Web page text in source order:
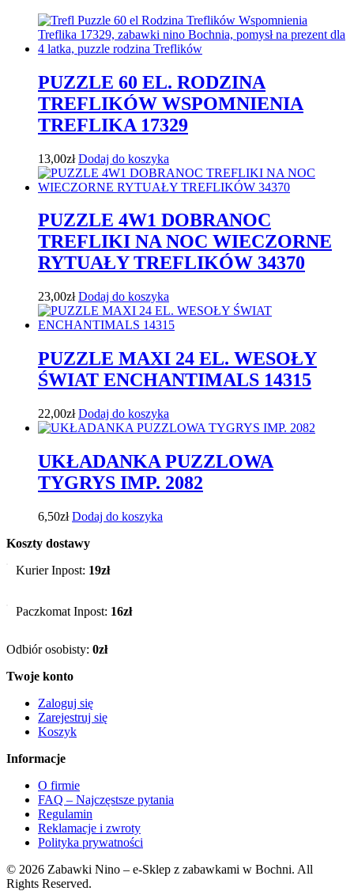
PUZZLE 60 EL. RODZINA
TREFLIKÓW WSPOMNIENIA
TREFLIKA 17329
13,00zł Dodaj do koszyka
PUZZLE 4W1 DOBRANOC
TREFLIKI NA NOC WIECZORNE
RYTUAŁY TREFLIKÓW 34370
23,00zł Dodaj do koszyka
PUZZLE MAXI 24 EL. WESOŁY
ŚWIAT ENCHANTIMALS 14315
22,00zł Dodaj do koszyka
UKŁADANKA PUZZLOWA
TYGRYS IMP. 2082
6,50zł Dodaj do koszyka
Koszty dostawy
Kurier Inpost: 19zł
Paczkomat Inpost: 16zł
Odbiór osobisty: 0zł
Twoje konto
Zaloguj się
Zarejestruj się
Koszyk
Informacje
O firmie
FAQ – Najczęstsze pytania
Regulamin
Reklamacje i zwroty
Polityka prywatności
© 2026 Zabawki Nino – e-Sklep z zabawkami w Bochni. All
Rights Reserved.